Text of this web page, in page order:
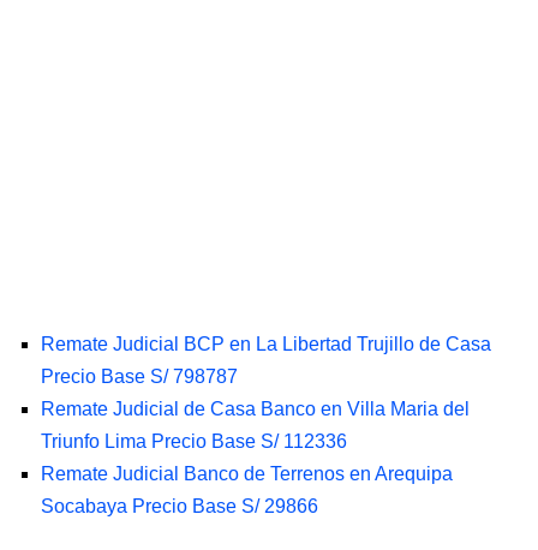
Remate Judicial BCP en La Libertad Trujillo de Casa
Precio Base S/ 798787
Remate Judicial de Casa Banco en Villa Maria del
Triunfo Lima Precio Base S/ 112336
Remate Judicial Banco de Terrenos en Arequipa
Socabaya Precio Base S/ 29866